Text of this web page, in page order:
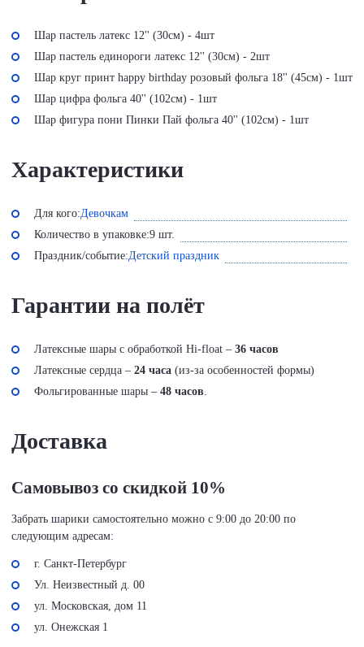
Шар пастель латекс 12'' (30см) - 4шт
Шар пастель единороги латекс 12'' (30см) - 2шт
Шар круг принт happy birthday розовый фольга 18'' (45см) - 1шт
Шар цифра фольга 40'' (102см) - 1шт
Шар фигура пони Пинки Пай фольга 40'' (102см) - 1шт
Характеристики
Для кого:Девочкам
Количество в упаковке:9 шт.
Праздник/событие:Детский праздник
Гарантии на полёт
Латексные шары с обработкой Hi-float – 36 часов
Латексные сердца – 24 часа (из-за особенностей формы)
Фольгированные шары – 48 часов
Доставка
Самовывоз со скидкой 10%
Забрать шарики самостоятельно можно с 9:00 до 20:00 по
следующим адресам:
г. Санкт-Петербург
Ул. Неизвестный д. 00
ул. Московская, дом 11
ул. Онежская 1